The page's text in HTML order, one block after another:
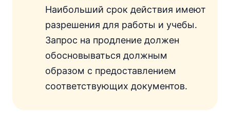
Наибольший срок действия имеют
разрешения для работы и учебы.
Запрос на продление должен
обосновываться должным
образом с предоставлением
соответствующих документов.